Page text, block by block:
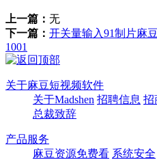
上一篇： 无
下一篇： 开关量输入91制片麻
1001
关于麻豆短视频软件
关于Madshen 招聘信息 招
总裁致辞
产品服务
麻豆资源免费看 系统安全